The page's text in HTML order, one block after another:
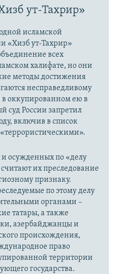
ут-Тахрир»
исламской
«Хизб ут-Тахрир»
всех
халифате, но они
методы достижения
несправедливому
в оккупированном ею в
суд России запретил
включив в список
осужденных по «делу
их преследование
признаку.
по этому делу
органами –
татары, а также
азербайджанцы и
происхождения,
право
территории
государства.